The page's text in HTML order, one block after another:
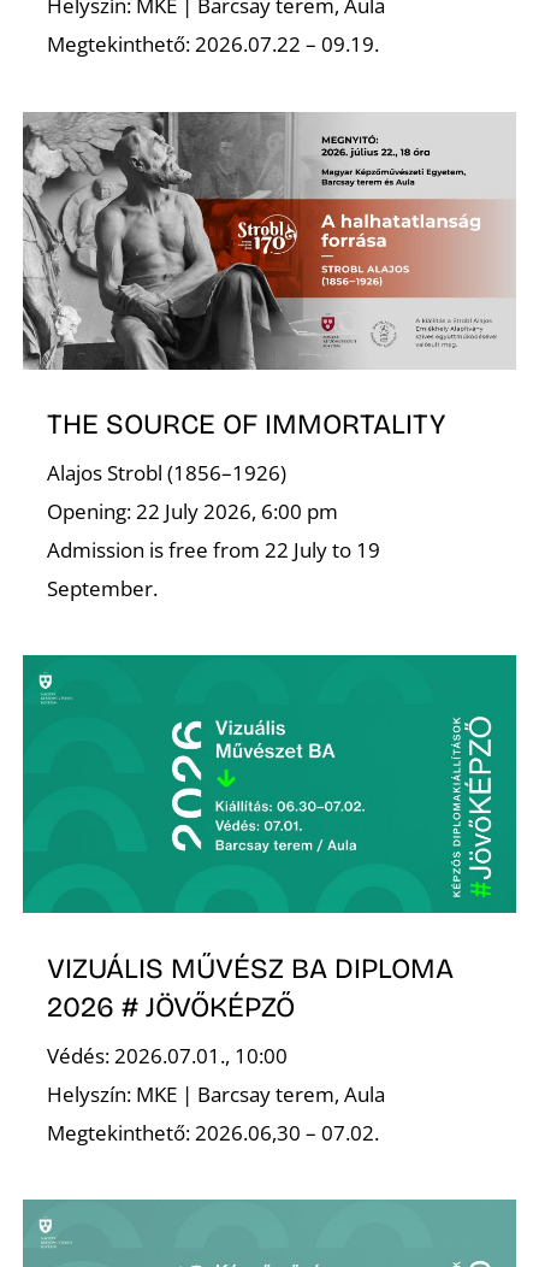
Helyszín: MKE | Barcsay terem, Aula
Megtekinthető: 2026.07.22 – 09.19.
THE SOURCE OF IMMORTALITY
Alajos Strobl (1856–1926)
Opening: 22 July 2026, 6:00 pm
Admission is free from 22 July to 19
September.
VIZUÁLIS MŰVÉSZ BA DIPLOMA
2026 # JÖVŐKÉPZŐ
Védés: 2026.07.01., 10:00
Helyszín: MKE | Barcsay terem, Aula
Megtekinthető: 2026.06,30 – 07.02.